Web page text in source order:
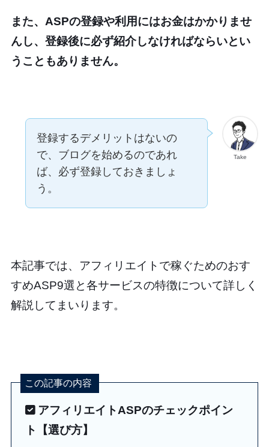
また、ASPの登録や利用にはお金はかかりませ
んし、登録後に必ず紹介しなければならいとい
うこともありません。
Take
登録するデメリットはないの
で、ブログを始めるのであれ
ば、必ず登録しておきましょ
う。
本記事では、アフィリエイトで稼ぐためのおす
すめASP9選と各サービスの特徴について詳しく
解説してまいります。
この記事の内容
アフィリエイトASPのチェックポイン
ト【選び方】